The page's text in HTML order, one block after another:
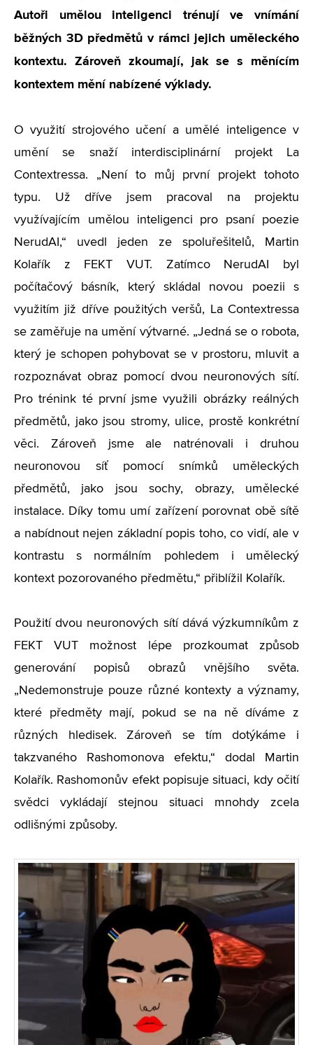
Autoři umělou inteligenci trénují ve vnímání
běžných 3D předmětů v rámci jejich uměleckého
kontextu. Zároveň zkoumají, jak se s měnícím
kontextem mění nabízené výklady.
O využití strojového učení a umělé inteligence v
umění se snaží interdisciplinární projekt La
Contextressa. „Není to můj první projekt tohoto
typu. Už dříve jsem pracoval na projektu
využívajícím umělou inteligenci pro psaní poezie
NerudAI,“ uvedl jeden ze spoluřešitelů, Martin
Kolařík z FEKT VUT. Zatímco NerudAI byl
počítačový básník, který skládal novou poezii s
využitím již dříve použitých veršů, La Contextressa
se zaměřuje na umění výtvarné. „Jedná se o robota,
který je schopen pohybovat se v prostoru, mluvit a
rozpoznávat obraz pomocí dvou neuronových sítí.
Pro trénink té první jsme využili obrázky reálných
předmětů, jako jsou stromy, ulice, prostě konkrétní
věci. Zároveň jsme ale natrénovali i druhou
neuronovou síť pomocí snímků uměleckých
předmětů, jako jsou sochy, obrazy, umělecké
instalace. Díky tomu umí zařízení porovnat obě sítě
a nabídnout nejen základní popis toho, co vidí, ale v
kontrastu s normálním pohledem i umělecký
kontext pozorovaného předmětu,“ přiblížil Kolařík.
Použití dvou neuronových sítí dává výzkumníkům z
FEKT VUT možnost lépe prozkoumat způsob
generování popisů obrazů vnějšího světa.
„Nedemonstruje pouze různé kontexty a významy,
které předměty mají, pokud se na ně díváme z
různých hledisek. Zároveň se tím dotýkáme i
takzvaného Rashomonova efektu,“ dodal Martin
Kolařík. Rashomonův efekt popisuje situaci, kdy očití
svědci vykládají stejnou situaci mnohdy zcela
odlišnými způsoby.